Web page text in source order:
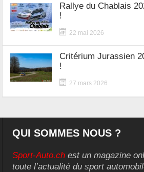
Rallye du Chablais
!
22 mai 2026
Critérium Jurassien
!
27 mars 2026
QUI SOMMES NOUS ?
Sport-Auto.ch est un magazine
toute l’actualité du sport